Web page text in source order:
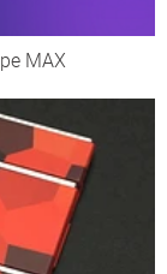
МАХ